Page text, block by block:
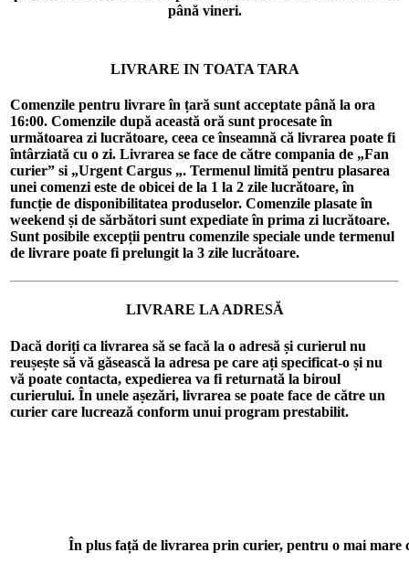
până vineri.
LIVRARE IN TOATA TARA
Comenzile pentru livrare în țară sunt acceptate până la ora
16:00. Comenzile după această oră sunt procesate în
următoarea zi lucrătoare, ceea ce înseamnă că livrarea poate fi
întârziată cu o zi. Livrarea se face de către compania de „Fan
curier” si „Urgent Cargus „. Termenul limită pentru plasarea
unei comenzi este de obicei de la 1 la 2 zile lucrătoare, în
funcție de disponibilitatea produselor. Comenzile plasate în
weekend și de sărbători sunt expediate în prima zi lucrătoare.
Sunt posibile excepții pentru comenzile speciale unde termenul
de livrare poate fi prelungit la 3 zile lucrătoare.
LIVRARE LA ADRESĂ
Dacă doriți ca livrarea să se facă la o adresă și curierul nu
reușește să vă găsească la adresa pe care ați specificat-o și nu
vă poate contacta, expedierea va fi returnată la biroul
curierului. În unele așezări, livrarea se poate face de către un
curier care lucrează conform unui program prestabilit.
În plus față de livrarea prin curier, pentru o mai mare